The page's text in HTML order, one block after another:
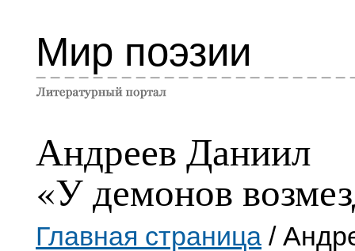
Мир поэзии
Андреев Даниил
«У демонов
Главная страница /